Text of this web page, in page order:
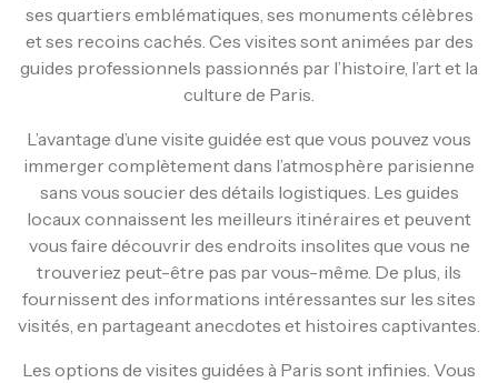
ses quartiers emblématiques, ses monuments célèbres
et ses recoins cachés. Ces visites sont animées par des
guides professionnels passionnés par l’histoire, l’art et la
culture de Paris.
L’avantage d’une visite guidée est que vous pouvez vous
immerger complètement dans l’atmosphère parisienne
sans vous soucier des détails logistiques. Les guides
locaux connaissent les meilleurs itinéraires et peuvent
vous faire découvrir des endroits insolites que vous ne
trouveriez peut-être pas par vous-même. De plus, ils
fournissent des informations intéressantes sur les sites
visités, en partageant anecdotes et histoires captivantes.
Les options de visites guidées à Paris sont infinies. Vous